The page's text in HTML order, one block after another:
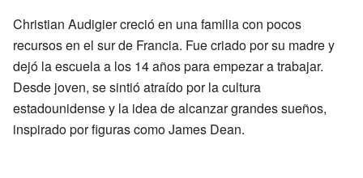
Christian Audigier creció en una familia con pocos
recursos en el sur de Francia. Fue criado por su madre y
dejó la escuela a los 14 años para empezar a trabajar.
Desde joven, se sintió atraído por la cultura
estadounidense y la idea de alcanzar grandes sueños,
inspirado por figuras como James Dean.